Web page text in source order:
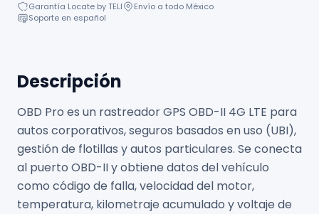
Garantía Locate by TELI
Envío a todo México
Soporte en español
Descripción
OBD Pro es un rastreador GPS OBD-II 4G LTE para
autos corporativos, seguros basados en uso (UBI),
gestión de flotillas y autos particulares. Se conecta
al puerto OBD-II y obtiene datos del vehículo
como código de falla, velocidad del motor,
temperatura, kilometraje acumulado y voltaje de